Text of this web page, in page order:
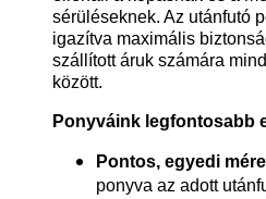
sérüléseknek. Az utánfutó
igazítva maximális
szállított áruk számára
között.
Ponyváink legfontosabb
Pontos, egyedi
ponyva az adott